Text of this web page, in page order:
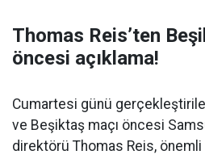
Thomas Reis’ten
öncesi açıklama!
Cumartesi günü
ve Beşiktaş maçı öncesi
direktörü Thomas Reis, önemli